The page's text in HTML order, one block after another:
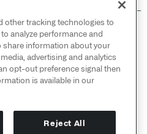
Inc. All rights
Personal Information
other tracking technologies to
analyze performance and
share information about your
advertising and analytics
opt-out preference signal then
is available in our
Reject All